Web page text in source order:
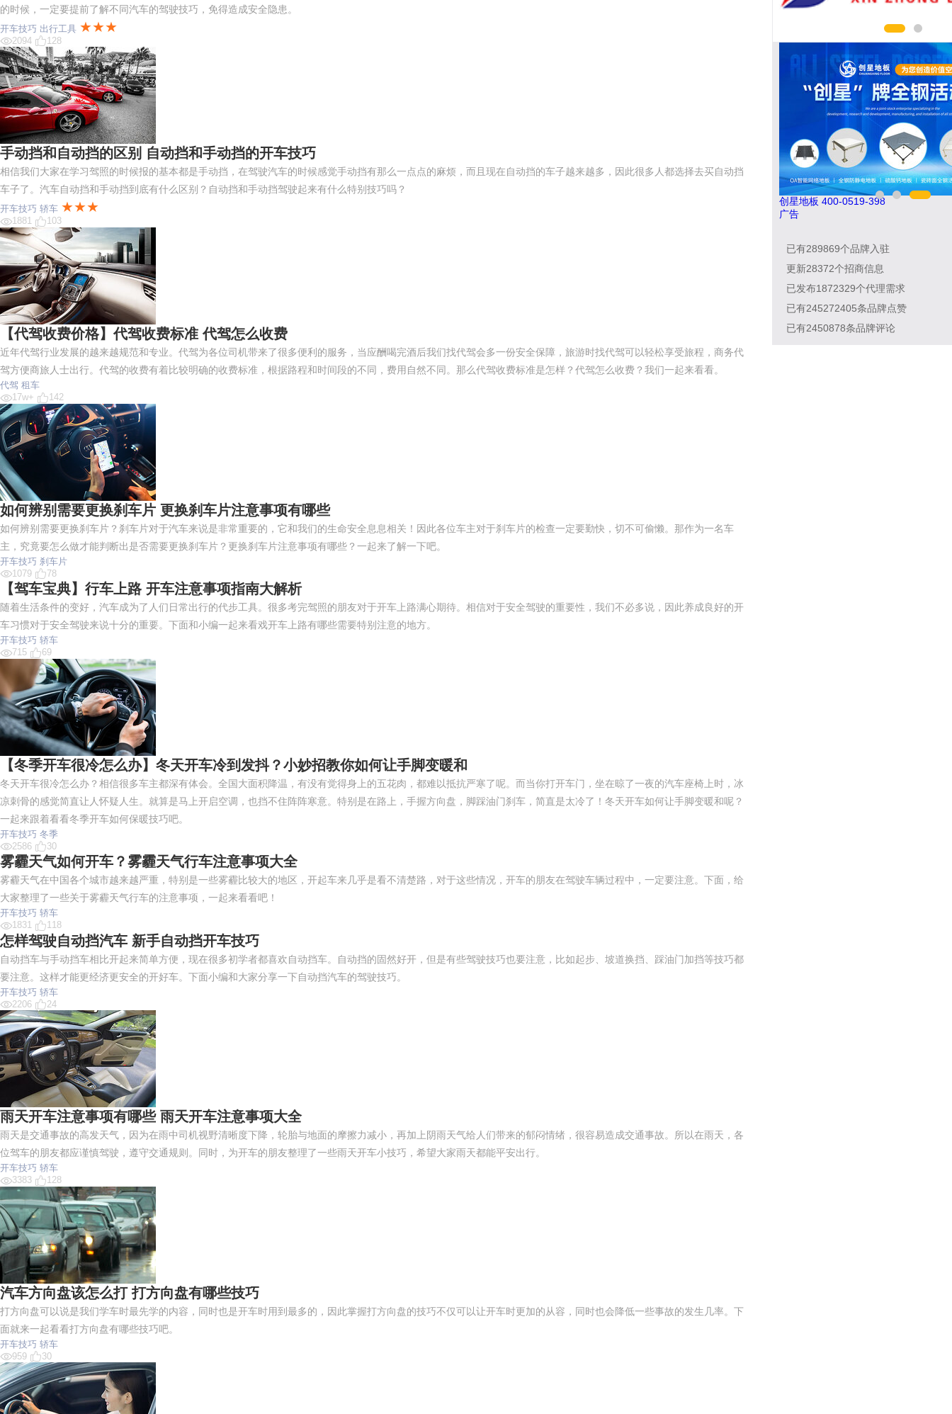
的时候，一定要提前了解不同汽车的驾驶技巧，免得造成安全隐患。
开车技巧 出行工具 ★★★
2094 128
手动挡和自动挡的区别 自动挡和手动挡的开车技巧
相信我们大家在学习驾照的时候报的基本都是手动挡，在驾驶汽车的时候感觉手动挡有那么一点点的麻烦，而且现在自动挡的车子越来越多，因此很多人都选择去买自动挡
车子了。汽车自动挡和手动挡到底有什么区别？自动挡和手动挡驾驶起来有什么特别技巧吗？
开车技巧 轿车 ★★★
1881 103
【代驾收费价格】代驾收费标准 代驾怎么收费
近年代驾行业发展的越来越规范和专业。代驾为各位司机带来了很多便利的服务，当应酬喝完酒后我们找代驾会多一份安全保障，旅游时找代驾可以轻松享受旅程，商务代
驾方便商旅人士出行。代驾的收费有着比较明确的收费标准，根据路程和时间段的不同，费用自然不同。那么代驾收费标准是怎样？代驾怎么收费？我们一起来看看。
代驾 租车
17w+
142
如何辨别需要更换刹车片 更换刹车片注意事项有哪些
如何辨别需要更换刹车片？刹车片对于汽车来说是非常重要的，它和我们的生命安全息息相关！因此各位车主对于刹车片的检查一定要勤快，切不可偷懒。那作为一名车
主，究竟要怎么做才能判断出是否需要更换刹车片？更换刹车片注意事项有哪些？一起来了解一下吧。
开车技巧 刹车片
1079
78
【驾车宝典】行车上路 开车注意事项指南大解析
随着生活条件的变好，汽车成为了人们日常出行的代步工具。很多考完驾照的朋友对于开车上路满心期待。相信对于安全驾驶的重要性，我们不必多说，因此养成良好的开
车习惯对于安全驾驶来说十分的重要。下面和小编一起来看戏开车上路有哪些需要特别注意的地方。
开车技巧 轿车
715
69
【冬季开车很冷怎么办】冬天开车冷到发抖？小妙招教你如何让手脚变暖和
冬天开车很冷怎么办？相信很多车主都深有体会。全国大面积降温，有没有觉得身上的五花肉，都难以抵抗严寒了呢。而当你打开车门，坐在晾了一夜的汽车座椅上时，冰
凉刺骨的感觉简直让人怀疑人生。就算是马上开启空调，也挡不住阵阵寒意。特别是在路上，手握方向盘，脚踩油门刹车，简直是太冷了！冬天开车如何让手脚变暖和呢？
一起来跟着看看冬季开车如何保暖技巧吧。
开车技巧 冬季
2586
30
雾霾天气如何开车？雾霾天气行车注意事项大全
雾霾天气在中国各个城市越来越严重，特别是一些雾霾比较大的地区，开起车来几乎是看不清楚路，对于这些情况，开车的朋友在驾驶车辆过程中，一定要注意。下面，给
大家整理了一些关于雾霾天气行车的注意事项，一起来看看吧！
开车技巧 轿车
1831
118
怎样驾驶自动挡汽车 新手自动挡开车技巧
自动挡车与手动挡车相比开起来简单方便，现在很多初学者都喜欢自动挡车。自动挡的固然好开，但是有些驾驶技巧也要注意，比如起步、坡道换挡、踩油门加挡等技巧都
要注意。这样才能更经济更安全的开好车。下面小编和大家分享一下自动挡汽车的驾驶技巧。
开车技巧 轿车
2206
24
雨天开车注意事项有哪些 雨天开车注意事项大全
雨天是交通事故的高发天气，因为在雨中司机视野清晰度下降，轮胎与地面的摩擦力减小，再加上阴雨天气给人们带来的郁闷情绪，很容易造成交通事故。所以在雨天，各
位驾车的朋友都应谨慎驾驶，遵守交通规则。同时，为开车的朋友整理了一些雨天开车小技巧，希望大家雨天都能平安出行。
开车技巧 轿车
3383
128
汽车方向盘该怎么打 打方向盘有哪些技巧
打方向盘可以说是我们学车时最先学的内容，同时也是开车时用到最多的，因此掌握打方向盘的技巧不仅可以让开车时更加的从容，同时也会降低一些事故的发生几率。下
面就来一起看看打方向盘有哪些技巧吧。
开车技巧 轿车
959
30
今顶KIND 400-826-5225
广告
已有289869个品牌入驻
更新28372个招商信息
已发布1872329个代理需求
已有245272405条品牌点赞
已有2450878条品牌评论